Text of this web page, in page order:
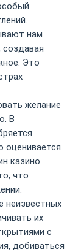
нам
создавая
Это
желание
В
оценивается
казино
что
неизвестных
их
с
добиваться